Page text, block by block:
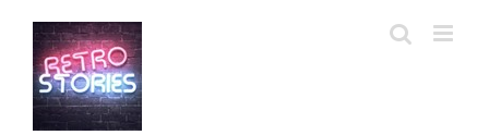
zawartości